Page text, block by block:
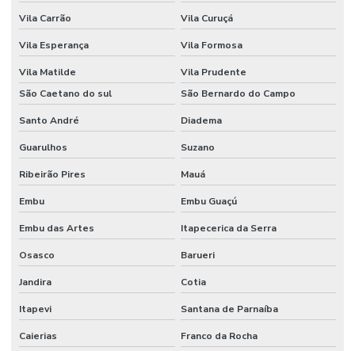
Vila Carrão Vila Curuçá
Vila Esperança Vila Formosa
Vila Matilde
Vila Prudente
São Caetano do sul
São Bernardo do Campo
Santo André Diadema
Guarulhos Suzano
Ribeirão Pires Mauá
Embu Embu Guaçú
Embu das Artes Itapecerica da Serra
Osasco Barueri
Jandira Cotia
Itapevi Santana de Parnaíba
Caierias Franco da Rocha